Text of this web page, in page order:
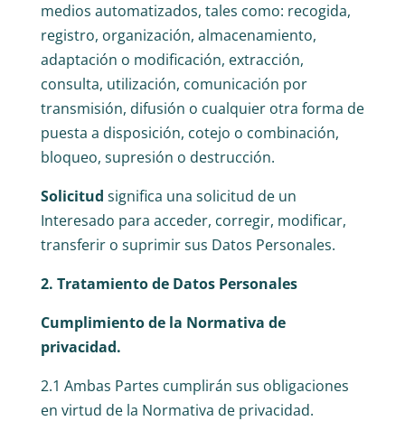
medios automatizados, tales como: recogida,
registro, organización, almacenamiento,
adaptación o modificación, extracción,
consulta, utilización, comunicación por
transmisión, difusión o cualquier otra forma de
puesta a disposición, cotejo o combinación,
bloqueo, supresión o destrucción.
Solicitud significa una solicitud de un
Interesado para acceder, corregir, modificar,
transferir o suprimir sus Datos Personales.
2. Tratamiento de Datos Personales
Cumplimiento de la Normativa de
privacidad.
2.1 Ambas Partes cumplirán sus obligaciones
en virtud de la Normativa de privacidad.